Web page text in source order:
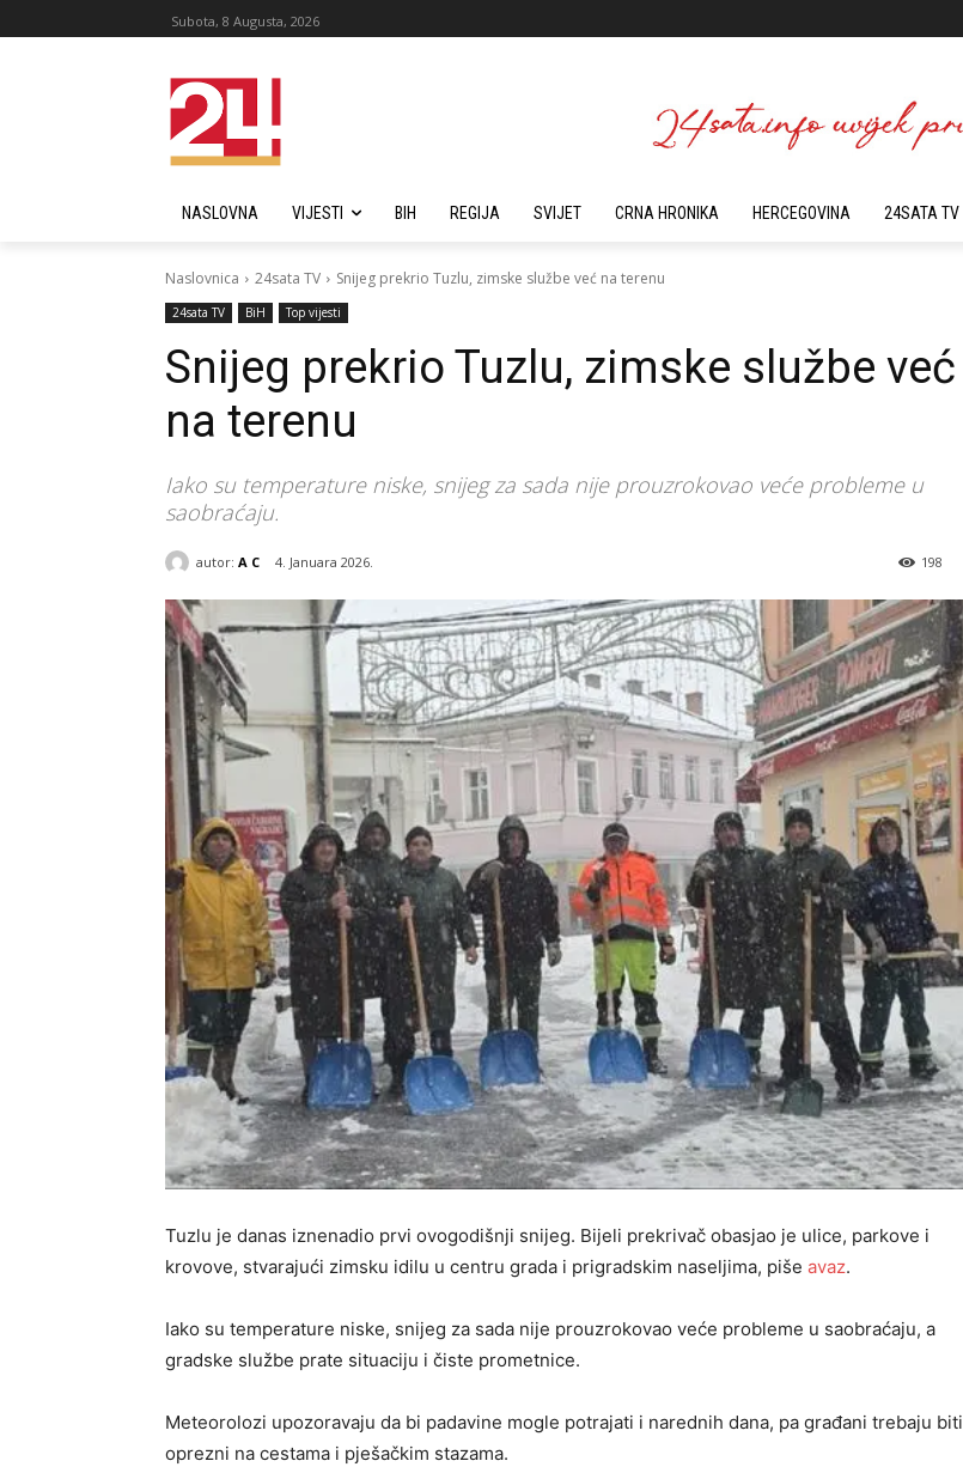
Subota, 8 Augusta, 2026
NASLOVNA VIJESTI BIH REGIJA SVIJET CRNA HRONIKA HERCEGOVINA 24SATA TV
Naslovnica 24sata TV Snijeg prekrio Tuzlu, zimske službe već na terenu
24sata TV BiH Top vijesti
Snijeg prekrio Tuzlu, zimske službe već
na terenu
Iako su temperature niske, snijeg za sada nije prouzrokovao veće probleme u
saobraćaju.
autor: A C 4. Januara 2026. 198
Tuzlu je danas iznenadio prvi ovogodišnji snijeg. Bijeli prekrivač obasjao je ulice, parkove i
krovove, stvarajući zimsku idilu u centru grada i prigradskim naseljima, piše avaz.
Iako su temperature niske, snijeg za sada nije prouzrokovao veće probleme u saobraćaju, a
gradske službe prate situaciju i čiste prometnice.
Meteorolozi upozoravaju da bi padavine mogle potrajati i narednih dana, pa građani trebaju biti
oprezni na cestama i pješačkim stazama.